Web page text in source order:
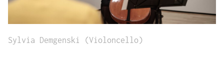
Sylvia Demgenski (Violoncello)